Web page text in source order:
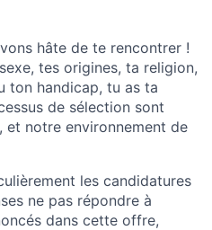
hâte de te rencontrer !
tes origines, ta religion,
ton handicap, tu as ta
de sélection sont
notre environnement de
les candidatures
ne pas répondre à
dans cette offre,